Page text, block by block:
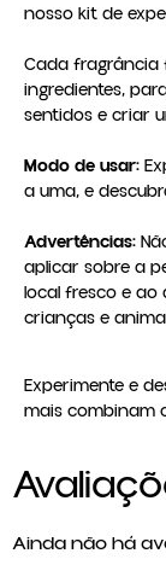
nosso kit de
Cada fragrância
ingredientes,
sentidos e criar
Modo de usar:
Advertências:
aplicar sobre a
local fresco e ao
crianças e
Experimente e
mais combinam
Ainda não há